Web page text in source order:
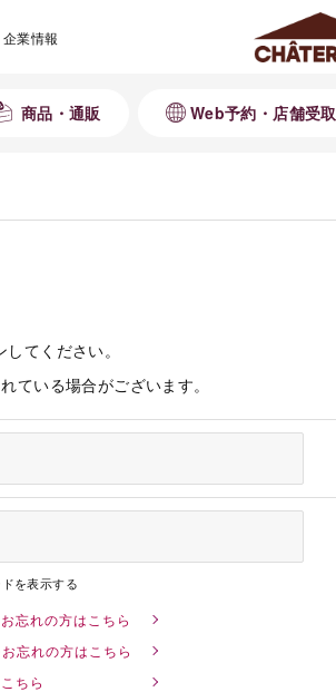
企業情報
商品・通販 Web予約・店舗受取
てください。
ている場合がございます。
を表示する
忘れの方はこちら
忘れの方はこちら
ちら